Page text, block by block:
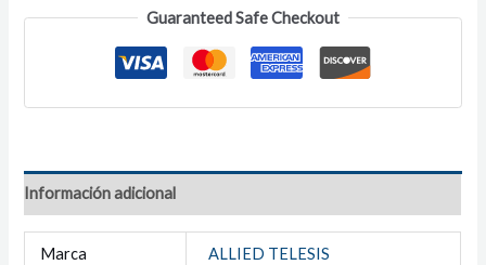
Guaranteed Safe Checkout
Información adicional
Marca ALLIED TELESIS